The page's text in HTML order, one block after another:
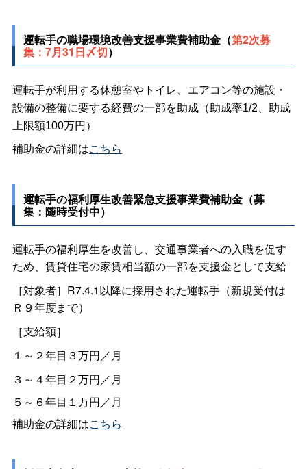
運転手の職場環境改善支援事業費補助金（第2次募
集：7月31日〆切）
運転手が利用する休憩室やトイレ、エアコン等の施設・
設備の整備に要する経費の一部を助成（助成率1/2、助成
上限額100万円）
補助金の詳細はこちら
運転手の福利厚生改善緊急支援事業費補助金（募
集：随時受付中）
運転手の福利厚生を改善し、交通事業者への入職を促す
ため、賃貸住宅の家賃相当額の一部を支援金として支給
［対象者］R7.4.1以降に採用された運転手（新規受付は
Ｒ９年度まで）
［支給額］
１～２年目３万円／月
３～４年目２万円／月
５～６年目１万円／月
補助金の詳細はこちら